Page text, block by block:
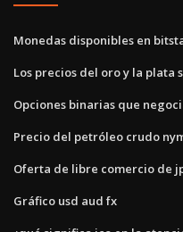
Monedas disponibles en
Los precios del oro y la plata
Opciones binarias que
Precio del petróleo crudo
Oferta de libre comercio de
Gráfico usd aud fx